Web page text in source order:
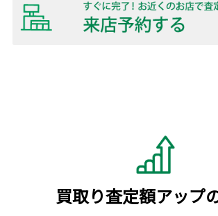
買取り査定額アップ